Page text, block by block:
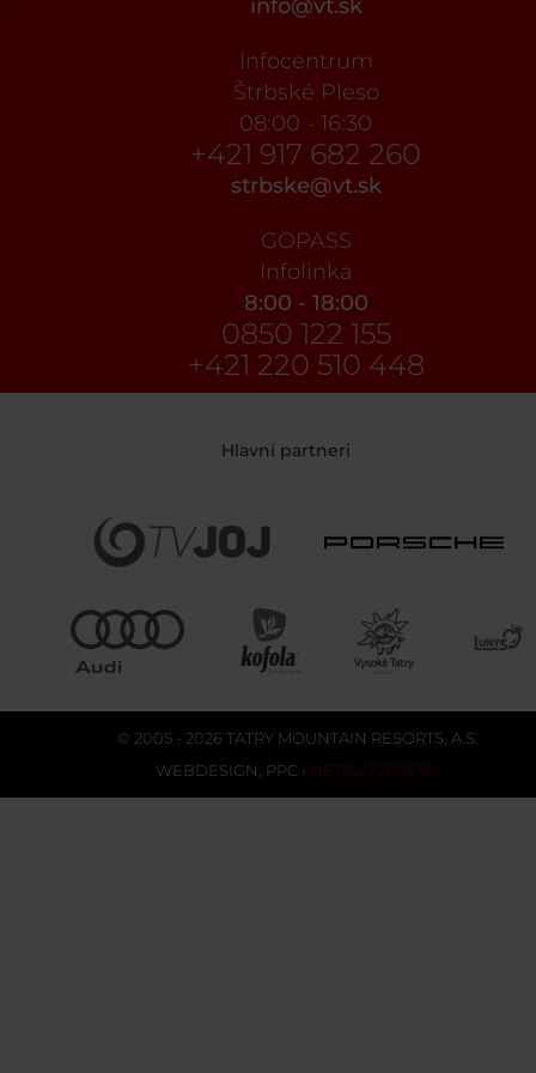
info@vt.sk
Infocentrum
Štrbské Pleso
08:00 - 16:30
+421 917 682 260
strbske@vt.sk
GOPASS
Infolinka
8:00 - 18:00
0850 122 155
+421 220 510 448
Hlavní partneri
© 2005 - 2026 TATRY MOUNTAIN RESORTS, A.S.
WEBDESIGN PPC › NETSUCCESS.SK